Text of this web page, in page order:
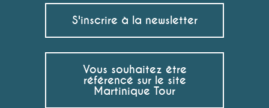
S'inscrire à la newsletter
Vous souhaitez être
référencé sur le site
Martinique Tour